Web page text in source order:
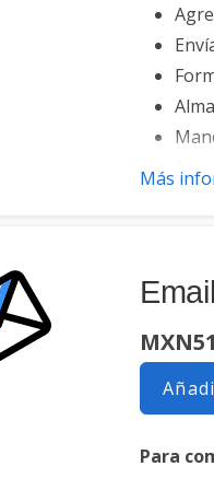
Más
Para